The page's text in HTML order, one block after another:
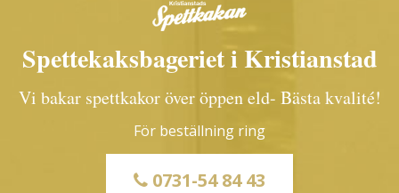
Spettekaksbageriet i Kristianstad
Vi bakar spettkakor över öppen eld- Bästa kvalité!
För beställning ring
0731-54 84 43